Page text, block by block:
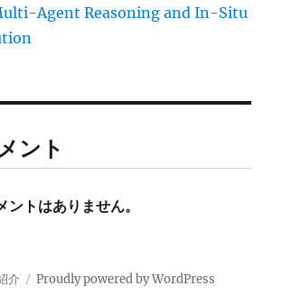
Agent Reasoning and In-Situ
ント
ントはありません。
介 Proudly powered by WordPress